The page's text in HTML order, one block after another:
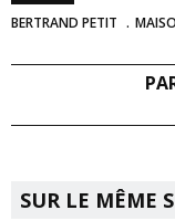
BERTRAND PETIT
SUR LE MÊME